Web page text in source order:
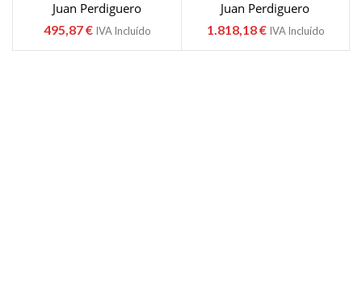
Juan Perdiguero
495,87€ IVA Incluído
Juan Perdiguero
1.818,18€ IVA Incluído